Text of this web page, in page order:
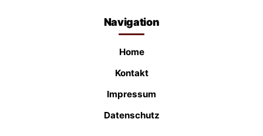
Navigation
Home
Kontakt
Impressum
Datenschutz